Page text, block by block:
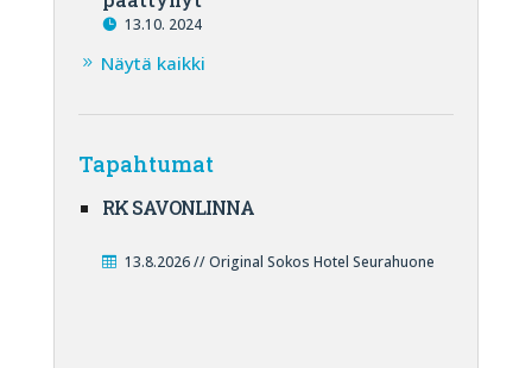
13.10. 2024
Näytä kaikki
Tapahtumat
RK SAVONLINNA
13.8.2026 // Original Sokos Hotel Seurahuone